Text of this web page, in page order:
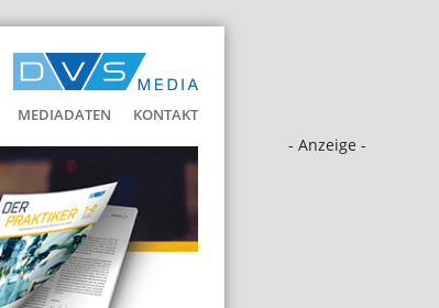
MEDIADATEN KONTAKT
- Anzeige -